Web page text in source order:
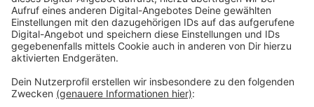
sogenannte Blitz-Knall-Körper verwendet, die eine
deutlich höhere Sprengkraft haben und auch
umliegende Gebäude oft beschädigen.